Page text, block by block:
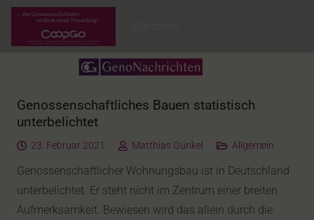
Genossenschaftliches Bauen statistisch
unterbelichtet
23. Februar 2021 Matthias Günkel Allgemein
Genossenschaftlicher Wohnungsbau ist in Deutschland
unterbelichtet. Er steht nicht im Zentrum einer breiten
Aufmerksamkeit. Bewiesen wird das allein durch die